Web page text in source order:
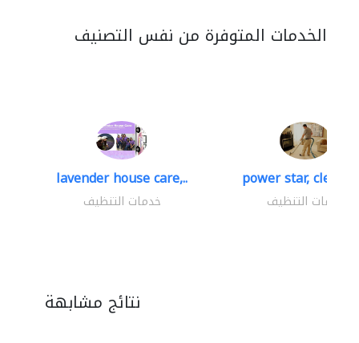
الخدمات المتوفرة من نفس التصنيف
lavender house care,..
خدمات التنظيف
power star,
خدمات التنظيف
نتائج مشابهة